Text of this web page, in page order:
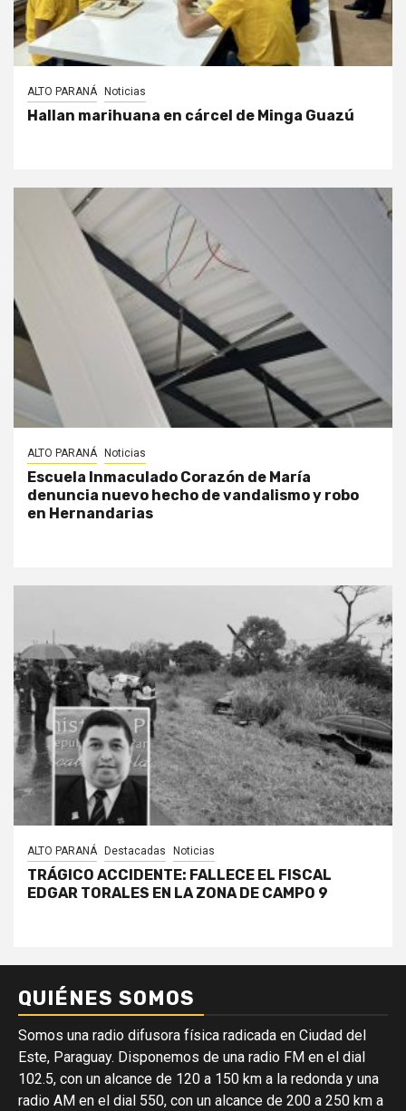
ALTO PARANÁ Noticias
Hallan marihuana en cárcel de Minga Guazú
ALTO PARANÁ Noticias
Escuela Inmaculado Corazón de María
denuncia nuevo hecho de vandalismo y robo
en Hernandarias
ALTO PARANÁ Destacadas Noticias
TRÁGICO ACCIDENTE: FALLECE EL FISCAL
EDGAR TORALES EN LA ZONA DE CAMPO 9
QUIÉNES SOMOS
Somos una radio difusora física radicada en Ciudad del
Este, Paraguay. Disponemos de una radio FM en el dial
102.5, con un alcance de 120 a 150 km a la redonda y una
radio AM en el dial 550, con un alcance de 200 a 250 km a